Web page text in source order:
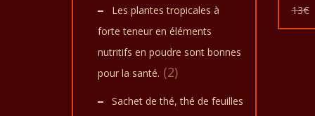
et la
pour
13€
Les plantes tropicales à
forte teneur en éléments
nutritifs en poudre sont bonnes
pour la santé. (2)
Sachet de thé, thé de feuilles